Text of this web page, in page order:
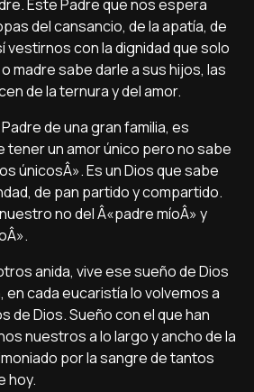
Este Padre que nos espera
del cansancio, de la apatí­a, de
vestirnos con la dignidad que solo
madre sabe darle a sus hijos, las
de la ternura y del amor.
de una gran familia, es
tener un amor único pero no sabe
únicosÂ». Es un Dios que sabe
de pan partido y compartido.
no del Â«padre mí­oÂ» y
anida, vive ese sueño de Dios
en cada eucaristí­a lo volvemos a
de Dios. Sueño con el que han
nuestros a lo largo y ancho de la
por la sangre de tantos
hoy.